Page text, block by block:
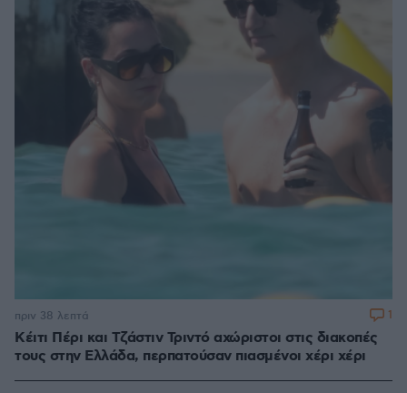
Κέιτι Πέρι και Τζάστιν Τριντό αχώριστοι στις διακοπές
τους στην Ελλάδα, περπατούσαν πιασμένοι χέρι χέρι
πριν 38 λεπτά 1